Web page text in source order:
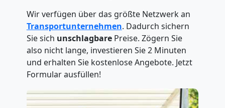
Wir verfügen über das größte Netzwerk an
Transportunternehmen. Dadurch sichern
Sie sich unschlagbarePreise. Zögern Sie
also nicht lange, investieren Sie 2 Minuten
und erhalten Sie kostenlose Angebote. Jetzt
Formular ausfüllen!